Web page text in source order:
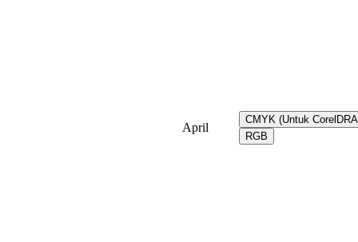
April
CMYK (Untuk
RGB